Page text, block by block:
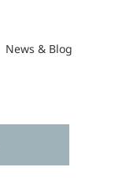
News & Blog